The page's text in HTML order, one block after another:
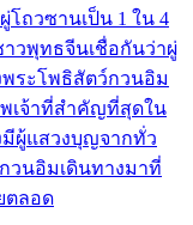
โถวซานเป็น 1 ใน 4
วพุทธจีนเชื่อกันว่าผู่
ระโพธิสัตว์กวนอิม
เจ้าที่สำคัญที่สุดใน
ผู้แสวงบุญจากทั่ว
วนอิมเดินทางมาที่
ตลอด